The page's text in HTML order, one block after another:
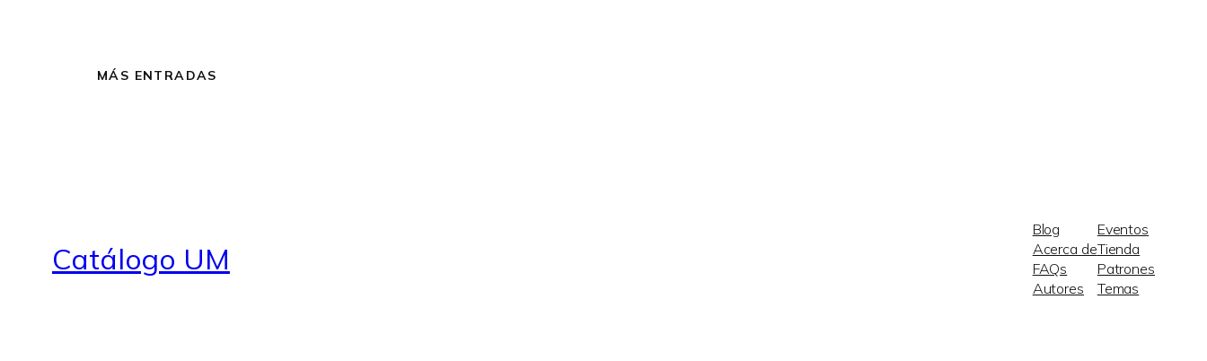
MÁS ENTRADAS
Catálogo UM
Blog
Acerca de
FAQs
Autores
Eventos
Tienda
Patrones
Temas